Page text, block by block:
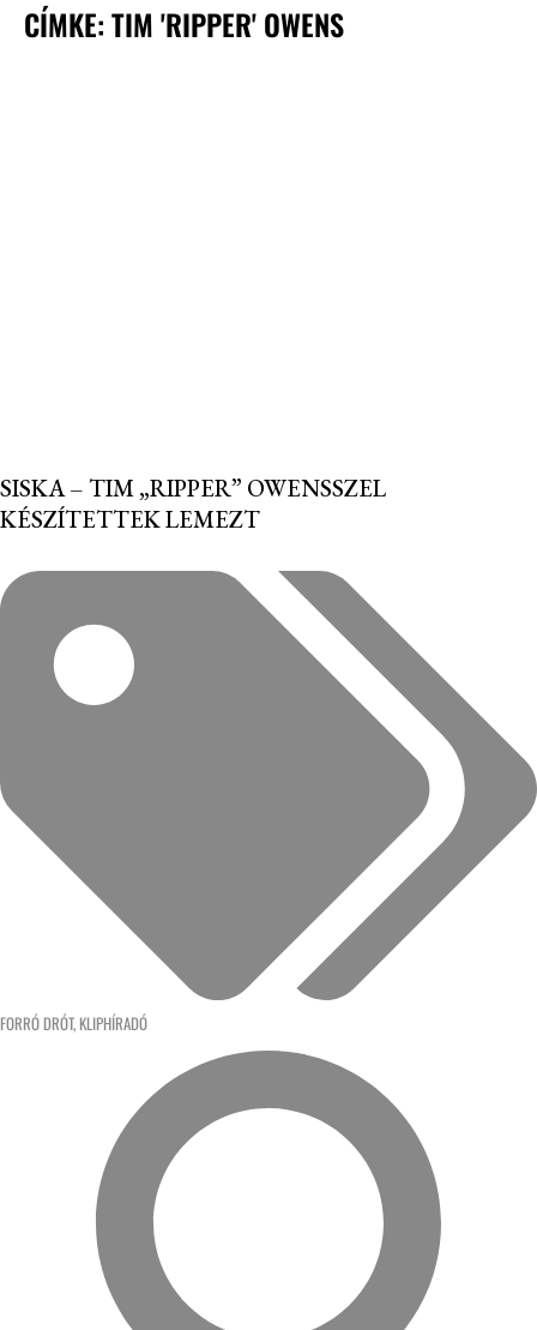
CÍMKE: TIM 'RIPPER' OWENS
SISKA – TIM „RIPPER” OWENSSZEL
KÉSZÍTETTEK LEMEZT
FORRÓ DRÓT, KLIPHÍRADÓ